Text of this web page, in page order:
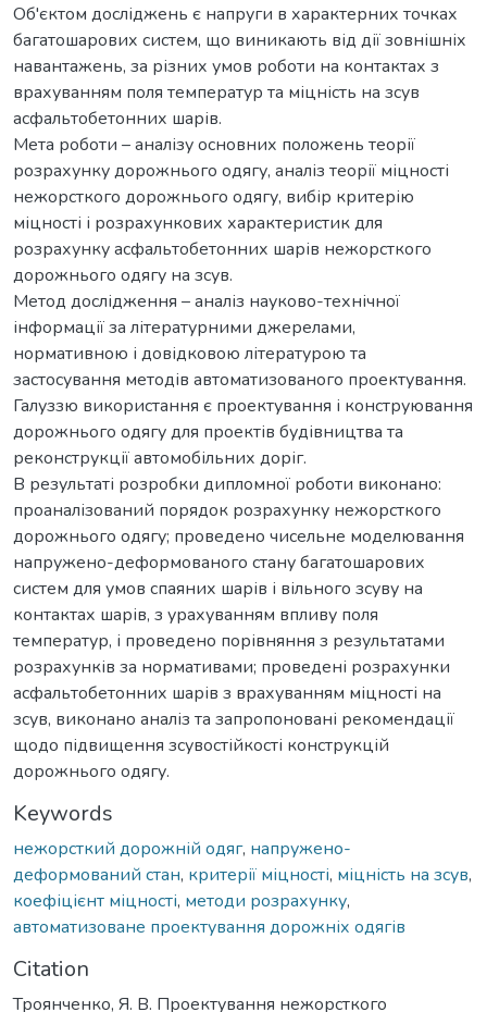
Об'єктом досліджень є напруги в характерних точках
багатошарових систем, що виникають від дії зовнішніх
навантажень, за різних умов роботи на контактах з
врахуванням поля температур та міцність на зсув
асфальтобетонних шарів.
Мета роботи – аналізу основних положень теорії
розрахунку дорожнього одягу, аналіз теорії міцності
нежорсткого дорожнього одягу, вибір критерію
міцності і розрахункових характеристик для
розрахунку асфальтобетонних шарів нежорсткого
дорожнього одягу на зсув.
Метод дослідження – аналіз науково-технічної
інформації за літературними джерелами,
нормативною і довідковою літературою та
застосування методів автоматизованого проектування.
Галуззю використання є проектування і конструювання
дорожнього одягу для проектів будівництва та
реконструкції автомобільних доріг.
В результаті розробки дипломної роботи виконано:
проаналізований порядок розрахунку нежорсткого
дорожнього одягу; проведено чисельне моделювання
напружено-деформованого стану багатошарових
систем для умов спаяних шарів і вільного зсуву на
контактах шарів, з урахуванням впливу поля
температур, і проведено порівняння з результатами
розрахунків за нормативами; проведені розрахунки
асфальтобетонних шарів з врахуванням міцності на
зсув, виконано аналіз та запропоновані рекомендації
щодо підвищення зсувостійкості конструкцій
дорожнього одягу.
Keywords
нежорсткий дорожній одяг, напружено-
деформований стан, критерії міцності, міцність на зсув,
коефіцієнт міцності, методи розрахунку,
автоматизоване проектування дорожніх одягів
Citation
Троянченко, Я. В. Проектування нежорсткого